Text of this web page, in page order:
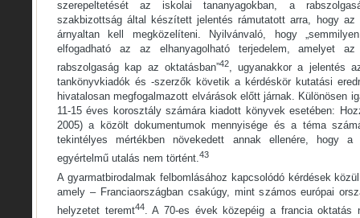
szerepeltetését az iskolai tananyagokban, a
szakbizottság által készített jelentés rámutatott arra, hogy
árnyaltan kell megközelíteni. Nyilvánvaló, hogy
elfogadható az az elhanyagolható terjedelem, amelyet
rabszolgaság kap az oktatásban”42, ugyanakkor a jelentés
tankönyvkiadók és -szerzők követik a kérdéskör kutatási
hivatalosan megfogalmazott elvárások előtt járnak. Különösen
11-15 éves korosztály számára kiadott könyvek esetében:
2005) a közölt dokumentumok mennyisége és a téma
tekintélyes mértékben növekedett annak ellenére, hogy a
egyértelmű utalás nem történt.43
A gyarmatbirodalmak felbomlásához kapcsolódó kérdések
amely – Franciaországban csakúgy, mint számos európai
helyzetet teremt44. A 70-es évek közepéig a francia oktatás